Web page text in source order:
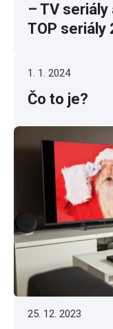
– TV
TOP seriály
1. 1. 2024
Čo to je?
25. 12. 2023